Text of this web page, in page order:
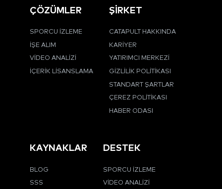
ÇÖZÜMLER
SPORCU İZLEME
İŞE ALIM
VIDEO ANALIZI
İÇERIK LISANSLAMA
ŞİRKET
CATAPULT HAKKINDA
KARIYER
YATIRIMCI MERKEZI
GIZLILIK POLITIKASI
STANDART ŞARTLAR
ÇEREZ POLITIKASI
HABER ODASI
KAYNAKLAR
BLOG
SSS
DESTEK
SPORCU İZLEME
VIDEO ANALIZI